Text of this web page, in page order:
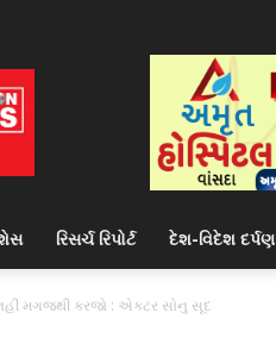
રિસર્ચ રિપોર્ટ દેશ-વિદેશ દર્પણ
મગજથી કરજો : એક્ટર સોનુ સૂદ